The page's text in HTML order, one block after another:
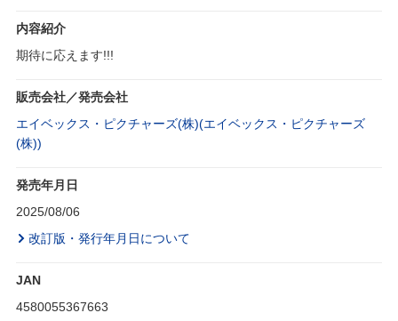
内容紹介
期待に応えます!!!
販売会社／発売会社
エイベックス・ピクチャーズ(株)(エイベックス・ピクチャーズ
(株))
発売年月日
2025/08/06
改訂版・発行年月日について
JAN
4580055367663